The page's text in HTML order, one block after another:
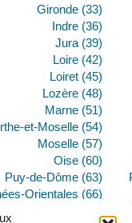
Gironde (33)
Indre (36)
Jura (39)
Loire (42)
Loiret (45)
Lozère (48)
Marne (51)
et-Moselle (54)
Moselle (57)
Oise (60)
Puy-de-Dôme (63)
Orientales (66)